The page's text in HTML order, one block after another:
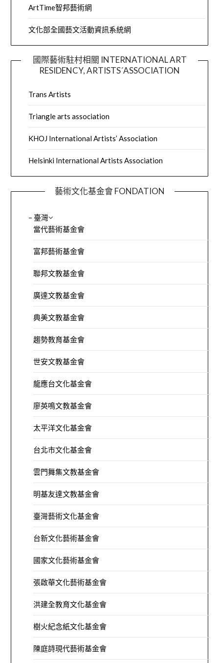
ArtTime智邦藝術網
文化部全國藝文活動資訊系統網
國際藝術駐村相關 INTERNATIONAL ART
RESIDENCY, ARTISTS´ASSOCIATION
Trans Artists
Triangle arts association
KHOJ International Artists’ Association
Helsinki International Artists Association
藝術文化基金會 FONDATION
– 臺灣
當代藝術基金會
富邦藝術基金會
聯邦文教基金會
廣達文教基金會
典美文教基金會
趨勢教育基金會
世安文教基金會
龍應台文化基金會
廖英鳴文教基金會
太平洋文化基金會
台北市文化基金會
雲門舞集文教基金會
明基友達文教基金會
臺灣藝術文化基金會
台新文化藝術基金會
國家文化藝術基金會
張啟華文化藝術基金會
洪建全教育文化基金會
樹火紀念紙文化基金會
陳庭詩現代藝術基金會